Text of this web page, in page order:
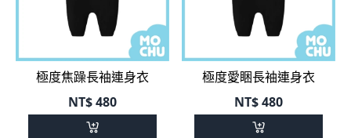
極度焦躁長袖連身衣
NT$480
極度愛睏長袖連身衣
NT$480